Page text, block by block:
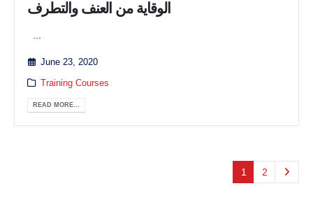
الوقاية من العنف والتطرف
June 23, 2020
Training Courses
READ MORE...
1 2